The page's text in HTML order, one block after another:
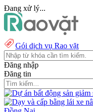
Đang xử lý...
Gói dịch vụ Rao vặt
Đăng nhập
Đăng tin